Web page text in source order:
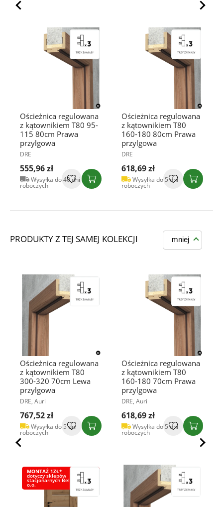
Ościeżnica regulowana
z kątownikiem T80 95-
115 80cm Prawa
przylgowa
DRE
555,96 zł
Wysyłka do 40 dni
roboczych
Ościeżnica regulowana
z kątownikiem T80
160-180 80cm Prawa
przylgowa
DRE
618,69 zł
Wysyłka do 5 dni
roboczych
PRODUKTY Z TEJ SAMEJ KOLEKCJI mniej
Ościeżnica regulowana
z kątownikiem T80
300-320 70cm Lewa
przylgowa
DRE, Auri
767,52 zł
Wysyłka do 5 dni
roboczych
MONTAŻ 1ZŁ*
dotyczy sklepów
stacjonarnych Bel-Pol Sp. z
o.o.
Ościeżnica regulowana
z kątownikiem T80
160-180 70cm Prawa
przylgowa
DRE, Auri
618,69 zł
Wysyłka do 5 dni
roboczych